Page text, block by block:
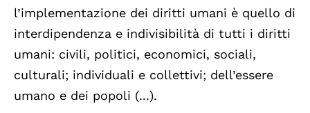
l’implementazione dei diritti umani è quello di
interdipendenza e indivisibilità di tutti i diritti
umani: civili, politici, economici, sociali,
culturali; individuali e collettivi; dell’essere
umano e dei popoli (...).